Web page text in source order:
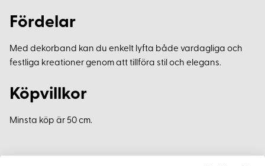
Fördelar
Med dekorband kan du enkelt lyfta både vardagliga och
festliga kreationer genom att tillföra stil och elegans.
Köpvillkor
Minsta köp är 50 cm.